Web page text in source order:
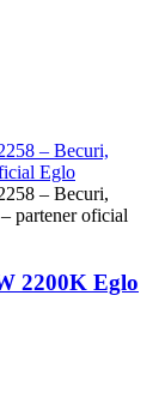
2200K Eglo